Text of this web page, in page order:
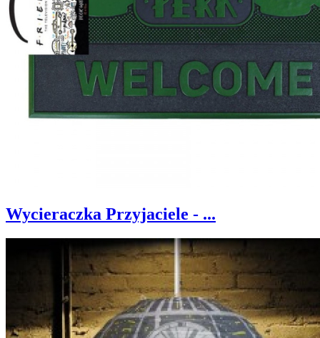
Wycieraczka Przyjaciele - ...